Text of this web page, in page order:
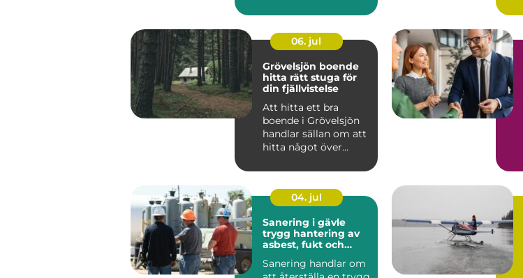
06. jul
Grövelsjön boende
hitta rätt stuga för
din fjällvistelse
Att hitta ett bra
boende i Grövelsjön
handlar sällan om att
hitta något över
at...
04. jul
Sanering i gävle
trygg hantering av
asbest, fukt och
Sanering handlar om